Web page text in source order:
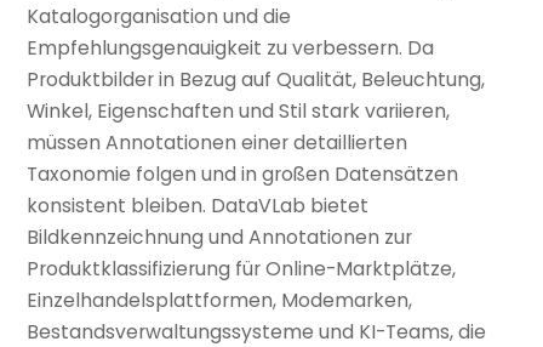
Katalogorganisation und die
Empfehlungsgenauigkeit zu verbessern. Da
Produktbilder in Bezug auf Qualität, Beleuchtung,
Winkel, Eigenschaften und Stil stark variieren,
müssen Annotationen einer detaillierten
Taxonomie folgen und in großen Datensätzen
konsistent bleiben. DataVLab bietet
Bildkennzeichnung und Annotationen zur
Produktklassifizierung für Online-Marktplätze,
Einzelhandelsplattformen, Modemarken,
Bestandsverwaltungssysteme und KI-Teams, die